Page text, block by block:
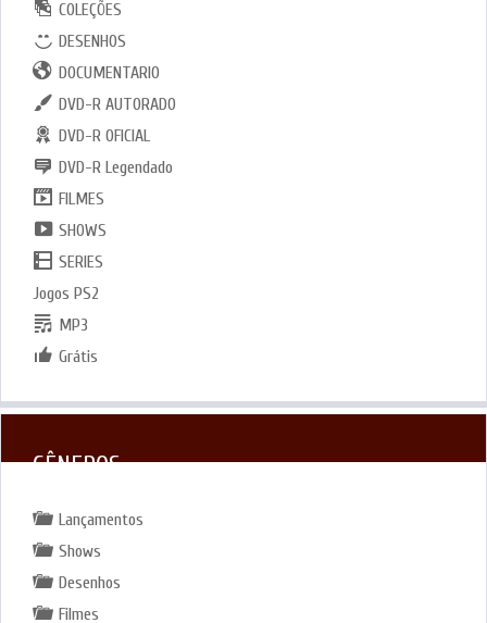
COLEÇÕES
DESENHOS
DOCUMENTARIO
DVD-R AUTORADO
DVD-R OFICIAL
DVD-R Legendado
FILMES
SHOWS
SERIES
Jogos PS2
MP3
Grátis
GÊNEROS
Lançamentos
Shows
Desenhos
Filmes